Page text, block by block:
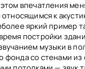
впечатления
к
яркий пример
постройки
музыки в
фонда со стенами